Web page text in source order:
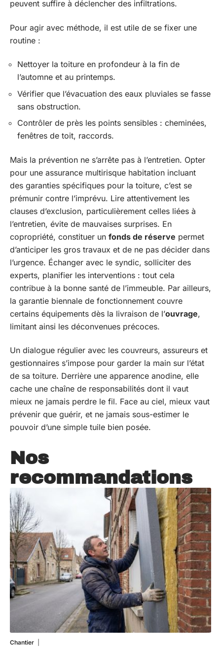
peuvent suffire à déclencher des infiltrations.
Pour agir avec méthode, il est utile de se fixer une
routine :
Nettoyer la toiture en profondeur à la fin de
l’automne et au printemps.
Vérifier que l’évacuation des eaux pluviales se fasse
sans obstruction.
Contrôler de près les points sensibles : cheminées,
fenêtres de toit, raccords.
Mais la prévention ne s’arrête pas à l’entretien. Opter
pour une assurance multirisque habitation incluant
des garanties spécifiques pour la toiture, c’est se
prémunir contre l’imprévu. Lire attentivement les
clauses d’exclusion, particulièrement celles liées à
l’entretien, évite de mauvaises surprises. En
copropriété, constituer un fonds de réserve permet
d’anticiper les gros travaux et de ne pas décider dans
l’urgence. Échanger avec le syndic, solliciter des
experts, planifier les interventions : tout cela
contribue à la bonne santé de l’immeuble. Par ailleurs,
la garantie biennale de fonctionnement couvre
certains équipements dès la livraison de l’ouvrage,
limitant ainsi les déconvenues précoces.
Un dialogue régulier avec les couvreurs, assureurs et
gestionnaires s’impose pour garder la main sur l’état
de sa toiture. Derrière une apparence anodine, elle
cache une chaîne de responsabilités dont il vaut
mieux ne jamais perdre le fil. Face au ciel, mieux vaut
prévenir que guérir, et ne jamais sous-estimer le
pouvoir d’une simple tuile bien posée.
Nos
recommandations
Chantier